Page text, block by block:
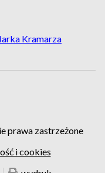
Kramarza
prawa zastrzeżone
i cookies